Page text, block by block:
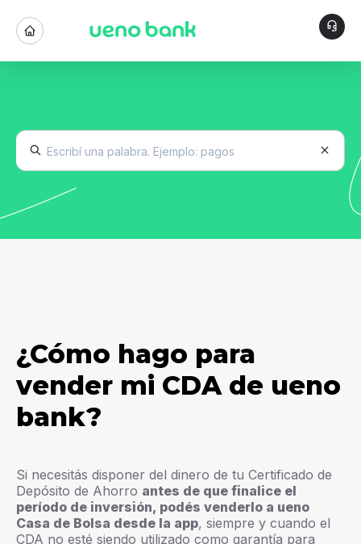
¿Cómo hago para
vender mi CDA de ueno
bank?
Si necesitás disponer del dinero de tu Certificado de
Depósito de Ahorro antes de que finalice el
período de inversión, podés venderlo a ueno
Casa de Bolsa desde la app, siempre y cuando el
CDA no esté siendo utilizado como garantía para